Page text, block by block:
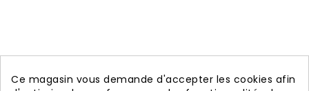
Ce magasin vous demande d'accepter les cookies afin